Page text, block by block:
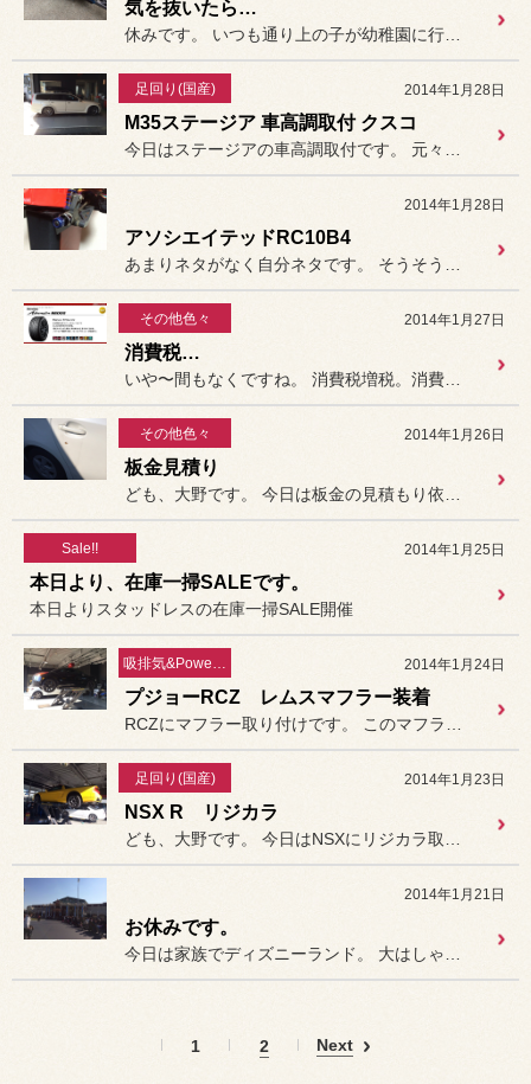
気を抜いたら…
足回り(国産) 2014年1月28日
M35ステージア 車高調取付 クスコ
2014年1月28日
アソシエイテッドRC10B4
その他色々 2014年1月27日
消費税…
その他色々 2014年1月26日
板金見積り
Sale!! 2014年1月25日
本日より、在庫一掃SALEです。
本日よりスタッドレスの在庫一掃SALE開催
吸排気&PowerUp!! 2014年1月24日
プジョーRCZ レムスマフラー装着
足回り(国産) 2014年1月23日
NSX R リジカラ
2014年1月21日
お休みです。
1 2 Next